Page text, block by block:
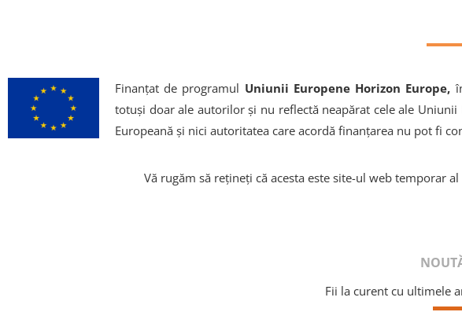
Finanțat de programul Uniunii Europene Horizon Europe,
totuși doar ale autorilor și nu reflectă neapărat cele ale Uniunii
Europeană și nici autoritatea care acordă finanțarea nu pot fi
Vă rugăm să rețineți că acesta este site-ul web temporar
Fii la curent cu ultimele